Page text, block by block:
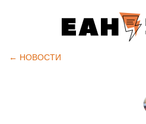
← НОВОСТИ